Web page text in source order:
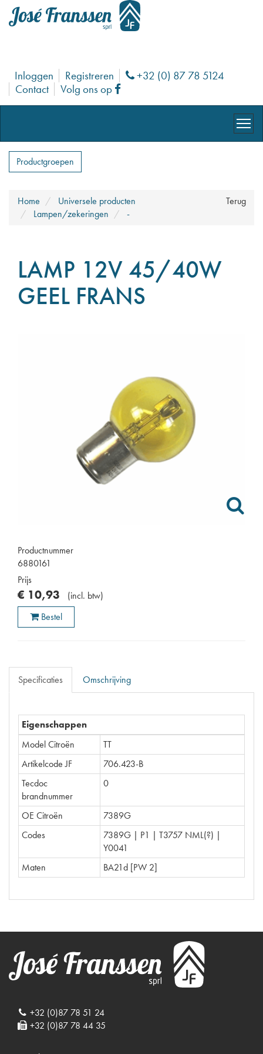
Inloggen Registreren Phone
+32 (0) 87 78 5124
Contact
Volg ons op Facebook
Productgroepen
Terug
Home
Universele producten
Lampen/zekeringen
-
LAMP 12V 45/40W
GEEL FRANS
Productnummer
6880161
Prijs
€ 10,93 (incl. btw)
Bestel
Specificaties Omschrijving
Eigenschappen
Model Citroën
TT
Artikelcode JF
706.423-B
Tecdoc
brandnummer
0
OE Citroën
7389G
Codes
7389G | P1 | T3757 NML(?) |
Y0041
Maten
BA21d [PW 2]
+32 (0)87 78 51 24
+32 (0)87 78 44 35